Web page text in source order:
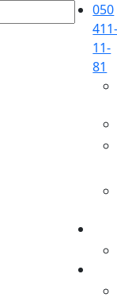
050
11-
81